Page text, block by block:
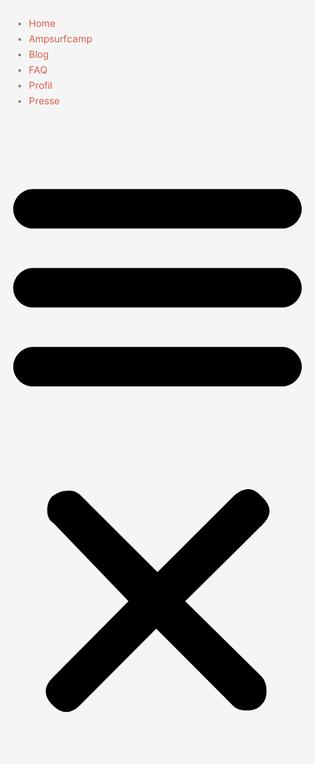
Inhalt
springen
Home
Ampsurfcamp
Blog
FAQ
Profil
Presse
nach: